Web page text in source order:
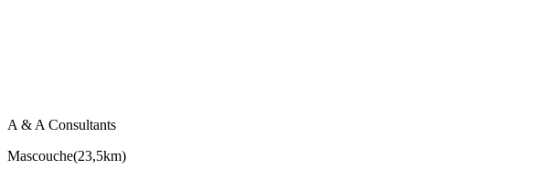
A & A Consultants
Mascouche(23,5km)